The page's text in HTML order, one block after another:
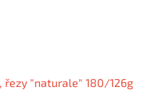
řezy "naturale" 180/126g